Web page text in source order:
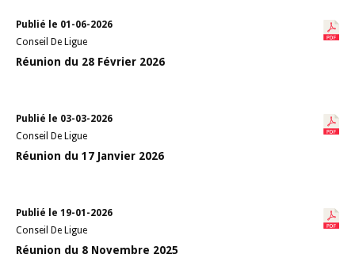
Publié le 01-06-2026
Conseil De Ligue
Réunion du 28 Février 2026
Publié le 03-03-2026
Conseil De Ligue
Réunion du 17 Janvier 2026
Publié le 19-01-2026
Conseil De Ligue
Réunion du 8 Novembre 2025